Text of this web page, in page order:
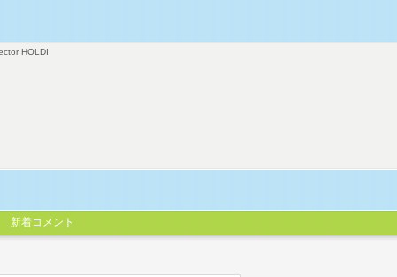
HOLDI
新着コメント